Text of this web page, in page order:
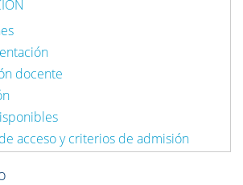
docente
acceso y criterios de admisión